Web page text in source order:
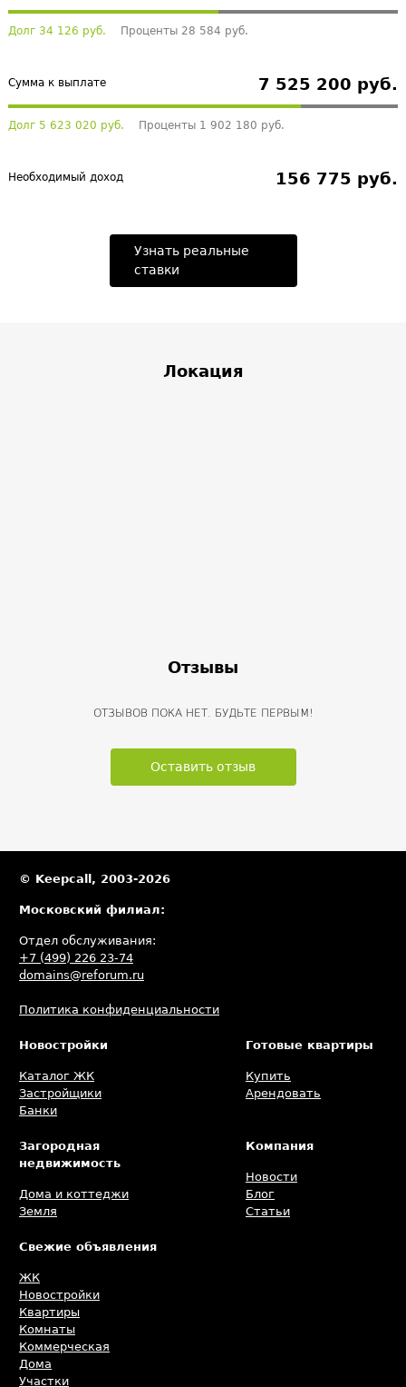
Долг 34 126 руб. Проценты 28 584 руб.
Сумма к выплате 7 525 200 руб.
Долг 5 623 020 руб. Проценты 1 902 180 руб.
Необходимый доход 156 775 руб.
Узнать реальные
ставки
Локация
Отзывы
ОТЗЫВОВ ПОКА НЕТ. БУДЬТЕ ПЕРВЫМ!
Оставить отзыв
© Keepcall, 2003-2026
Московский филиал:
Отдел обслуживания:
+7 (499) 226 23-74
domains@reforum.ru
Политика конфиденциальности
Новостройки
Каталог ЖК
Застройщики
Банки
Готовые квартиры
Купить
Арендовать
Загородная
недвижимость
Дома и коттеджи
Земля
Компания
Новости
Блог
Статьи
Свежие объявления
ЖК
Новостройки
Квартиры
Комнаты
Коммерческая
Дома
Участки